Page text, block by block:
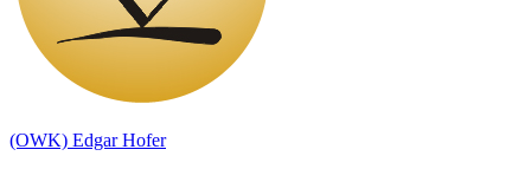
(OWK) Edgar Hofer